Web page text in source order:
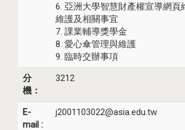
6. 亞洲大學智慧財產權宣導網頁
維護及相關事宜
7. 課業輔導獎學金
8. 愛心傘管理與維護
9. 臨時交辦事項
分
機：
3212
E-
mail :
j2001103022@asia.edu.tw